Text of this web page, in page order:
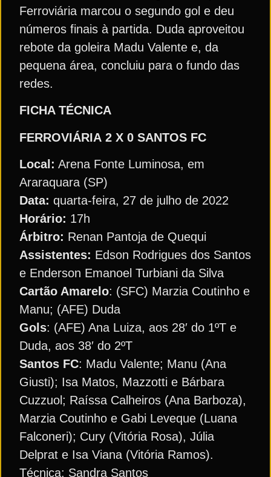
Ferroviária marcou o segundo gol e deu
números finais à partida. Duda aproveitou
rebote da goleira Madu Valente e, da
pequena área, concluiu para o fundo das
redes.
FICHA TÉCNICA
FERROVIÁRIA 2 X 0 SANTOS FC
Local: Arena Fonte Luminosa, em
Araraquara (SP)
Data: quarta-feira, 27 de julho de 2022
Horário: 17h
Árbitro: Renan Pantoja de Quequi
Assistentes: Edson Rodrigues dos Santos
e Enderson Emanoel Turbiani da Silva
Cartão Amarelo: (SFC) Marzia Coutinho e
Manu; (AFE) Duda
Gols: (AFE) Ana Luiza, aos 28′ do 1ºT e
Duda, aos 38′ do 2ºT
Santos FC: Madu Valente; Manu (Ana
Giusti); Isa Matos, Mazzotti e Bárbara
Cuzzuol; Raíssa Calheiros (Ana Barboza),
Marzia Coutinho e Gabi Leveque (Luana
Falconeri); Cury (Vitória Rosa), Júlia
Delprat e Isa Viana (Vitória Ramos).
Técnica: Sandra Santos